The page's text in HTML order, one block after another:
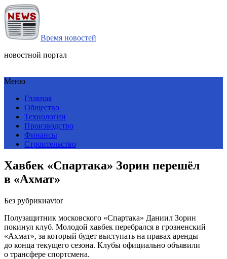
Время новостей
новостной портал
Меню
Главная
Общество
Технологии
Производство
Финансы
Строительство
Хавбек «Спартака» Зорин перешёл
в «Ахмат»
Без рубрикиavtor
Полузащитник московского «Спартака» Даниил Зорин
покинул клуб. Молодой хавбек перебрался в грозненский
«Ахмат», за который будет выступать на правах аренды
до конца текущего сезона. Клубы официально объявили
о трансфере спортсмена.